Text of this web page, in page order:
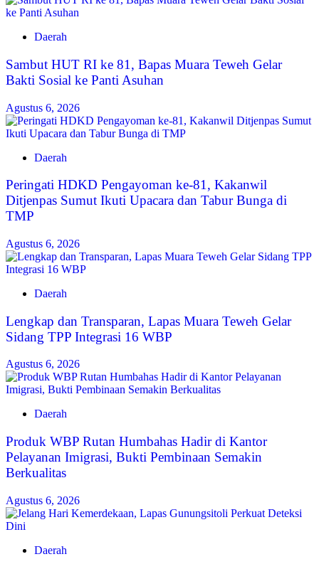
Daerah
‎Sambut HUT RI ke 81, Bapas Muara Teweh Gelar
Bakti Sosial ke Panti Asuhan
Agustus 6, 2026
Daerah
Peringati HDKD Pengayoman ke-81, Kakanwil
Ditjenpas Sumut Ikuti Upacara dan Tabur Bunga di
TMP
Agustus 6, 2026
Daerah
Lengkap dan Transparan, Lapas Muara Teweh Gelar
Sidang TPP Integrasi 16 WBP
Agustus 6, 2026
Daerah
Produk WBP Rutan Humbahas Hadir di Kantor
Pelayanan Imigrasi, Bukti Pembinaan Semakin
Berkualitas
Agustus 6, 2026
Daerah